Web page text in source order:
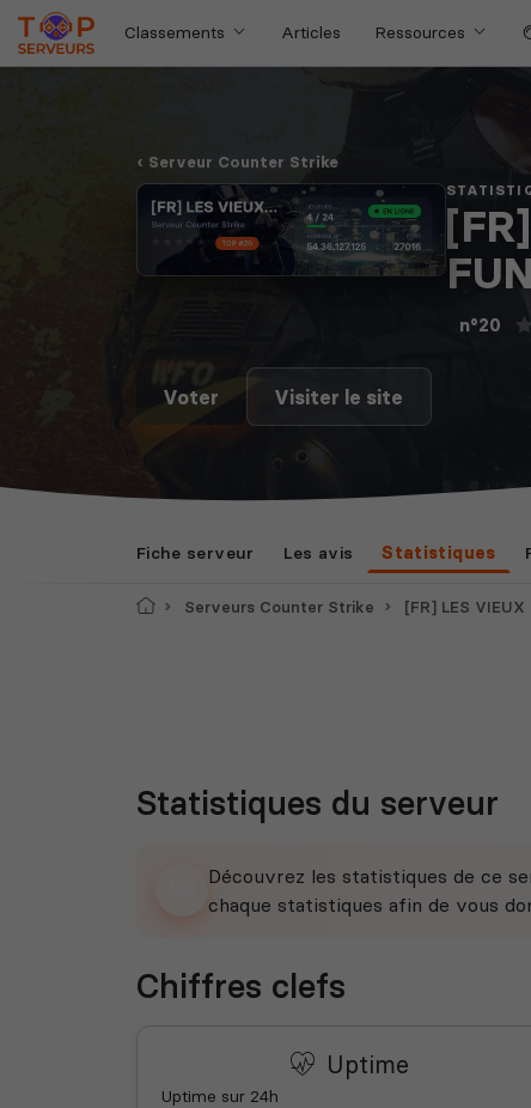
Classements Articles Ressources
Serveur Counter Strike
n°20
Voter Visiter le site
Fiche serveur Les avis Statistiques
AccueilServeurs Counter Strike [FR] LES VIEUX DE LA
Statistiques du serveur
Découvrez les statistiques de ce
chaque statistiques afin de vous
Chiffres clefs
Uptime
Uptime sur 24h